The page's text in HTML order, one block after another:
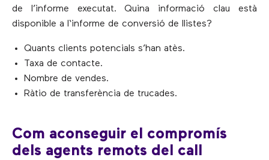
de l’informe executat. Quina informació clau està
disponible a l‘informe de conversió de llistes?
Quants clients potencials s’han atès.
Taxa de contacte.
Nombre de vendes.
Ràtio de transferència de trucades.
Com aconseguir el compromís
dels agents remots del call